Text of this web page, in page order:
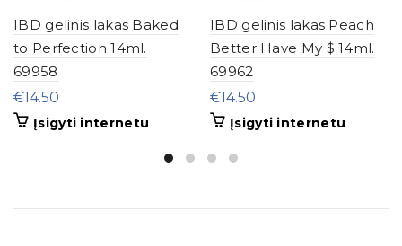
IBD gelinis lakas Baked
to Perfection 14ml.
69958
€14.50
Įsigyti internetu
IBD gelinis lakas Peach
Better Have My $ 14ml.
69962
€14.50
Įsigyti internetu